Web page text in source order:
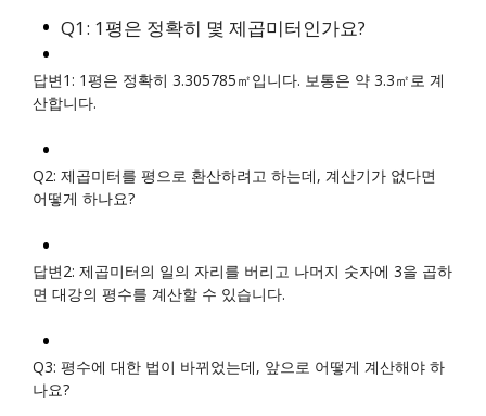
Q1: 1평은 정확히 몇 제곱미터인가요?
답변1: 1평은 정확히 3.305785㎡입니다. 보통은 약 3.3㎡로 계
산합니다.
Q2: 제곱미터를 평으로 환산하려고 하는데, 계산기가 없다면
어떻게 하나요?
답변2: 제곱미터의 일의 자리를 버리고 나머지 숫자에 3을 곱하
면 대강의 평수를 계산할 수 있습니다.
Q3: 평수에 대한 법이 바뀌었는데, 앞으로 어떻게 계산해야 하
나요?